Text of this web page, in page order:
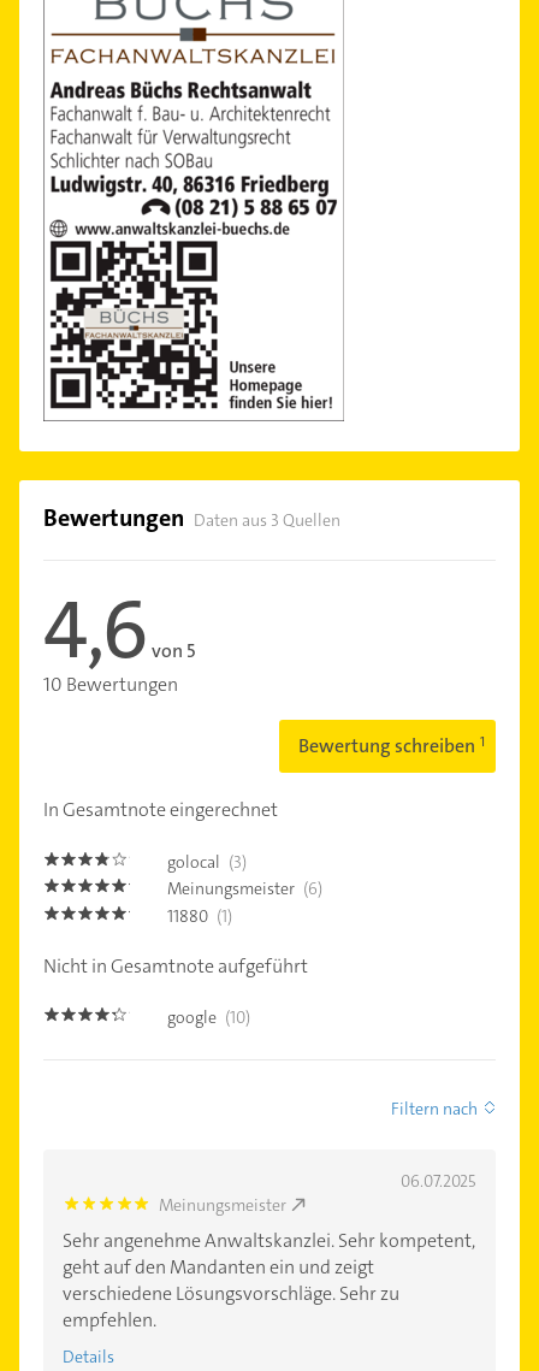
Bewertungen Daten aus 3 Quellen
4,6 von 5
10 Bewertungen
Bewertung schreiben
In Gesamtnote eingerechnet
3.7 golocal (3)
5.0 Meinungsmeister (6)
5.0 11880 (1)
Nicht in Gesamtnote aufgeführt
4.2000003 google (10)
Filtern nach
06.07.2025
5.0 Meinungsmeister
Sehr angenehme Anwaltskanzlei. Sehr kompetent,
geht auf den Mandanten ein und zeigt
verschiedene Lösungsvorschläge. Sehr zu
empfehlen.
Details